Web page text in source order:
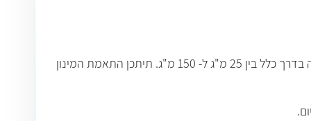
מבוגרים: סכיזופרניה ומאניה: 1.5-20 מ"ג ליום, בנטילה דרך הפה, עם העלאה הדרגתית במינון. מינון אחזקה בזריקות- התחלתי יהיה בדרך כלל בין 25 מ"ג ל- 150 מ"ג. תיתכן התאמת המינון
.